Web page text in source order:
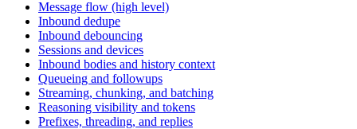
Message flow (high level)
Inbound dedupe
Inbound debouncing
Sessions and devices
Inbound bodies and history context
Queueing and followups
Streaming, chunking, and batching
Reasoning visibility and tokens
Prefixes, threading, and replies